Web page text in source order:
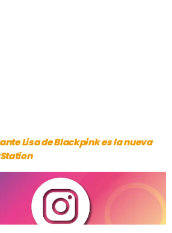
Lisa de Blackpink es la nueva